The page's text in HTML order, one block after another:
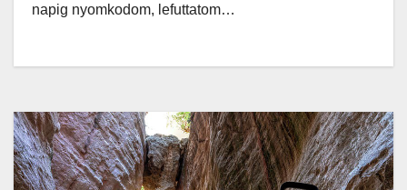
napig nyomkodom, lefuttatom…